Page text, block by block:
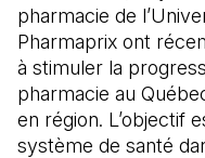
pharmacie de
Pharmaprix ont
à stimuler la
pharmacie au
en région. L’objectif
système de santé